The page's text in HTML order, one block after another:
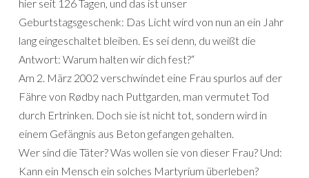
hier seit 126 Tagen, und das ist unser
Geburtstagsgeschenk: Das Licht wird von nun an ein Jahr
lang eingeschaltet bleiben. Es sei denn, du weißt die
Antwort: Warum halten wir dich fest?“
Am 2. März 2002 verschwindet eine Frau spurlos auf der
Fähre von Rødby nach Puttgarden, man vermutet Tod
durch Ertrinken. Doch sie ist nicht tot, sondern wird in
einem Gefängnis aus Beton gefangen gehalten.
Wer sind die Täter? Was wollen sie von dieser Frau? Und:
Kann ein Mensch ein solches Martyrium überleben?